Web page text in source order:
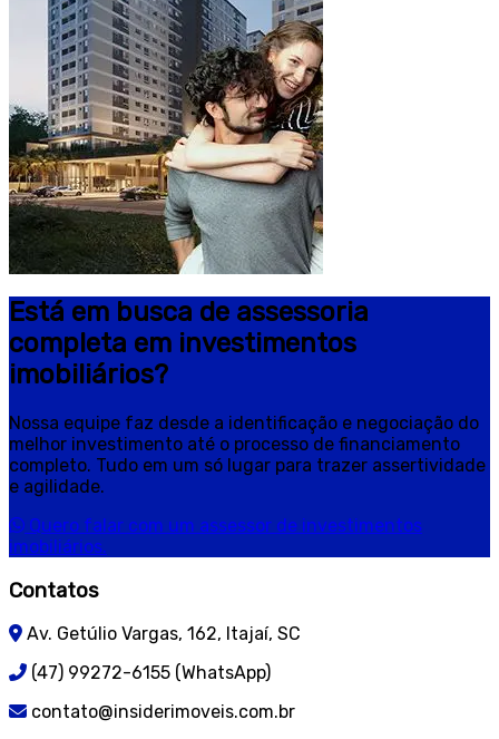
Está em busca de assessoria
completa em investimentos
imobiliários?
Nossa equipe faz desde a identificação e negociação do
melhor investimento até o processo de financiamento
completo. Tudo em um só lugar para trazer assertividade
e agilidade.
Quero falar com um assessor de investimentos
imobiliários.
Contatos
Av. Getúlio Vargas, 162, Itajaí, SC
(47) 99272-6155 (WhatsApp)
contato@insiderimoveis.com.br